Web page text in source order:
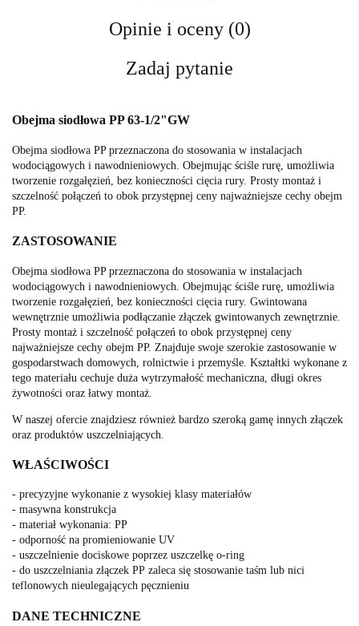
Opinie i oceny (0)
Zadaj pytanie
Obejma siodłowa PP 63-1/2"GW
Obejma siodłowa PP przeznaczona do stosowania w instalacjach
wodociągowych i nawodnieniowych. Obejmując ściśle rurę, umożliwia
tworzenie rozgałęzień, bez konieczności cięcia rury. Prosty montaż i
szczelność połączeń to obok przystępnej ceny najważniejsze cechy obejm
PP.
ZASTOSOWANIE
Obejma siodłowa PP przeznaczona do stosowania w instalacjach
wodociągowych i nawodnieniowych. Obejmując ściśle rurę, umożliwia
tworzenie rozgałęzień, bez konieczności cięcia rury. Gwintowana
wewnętrznie umożliwia podłączanie złączek gwintowanych zewnętrznie.
Prosty montaż i szczelność połączeń to obok przystępnej ceny
najważniejsze cechy obejm PP. Znajduje swoje szerokie zastosowanie w
gospodarstwach domowych, rolnictwie i przemyśle. Kształtki wykonane z
tego materiału cechuje duża wytrzymałość mechaniczna, długi okres
żywotności oraz łatwy montaż.
W naszej ofercie znajdziesz również bardzo szeroką gamę innych złączek
oraz produktów uszczelniających.
WŁAŚCIWOŚCI
- precyzyjne wykonanie z wysokiej klasy materiałów
- masywna konstrukcja
- materiał wykonania: PP
- odporność na promieniowanie UV
- uszczelnienie dociskowe poprzez uszczelkę o-ring
- do uszczelniania złączek PP zaleca się stosowanie taśm lub nici
teflonowych nieulegających pęcznieniu
DANE TECHNICZNE